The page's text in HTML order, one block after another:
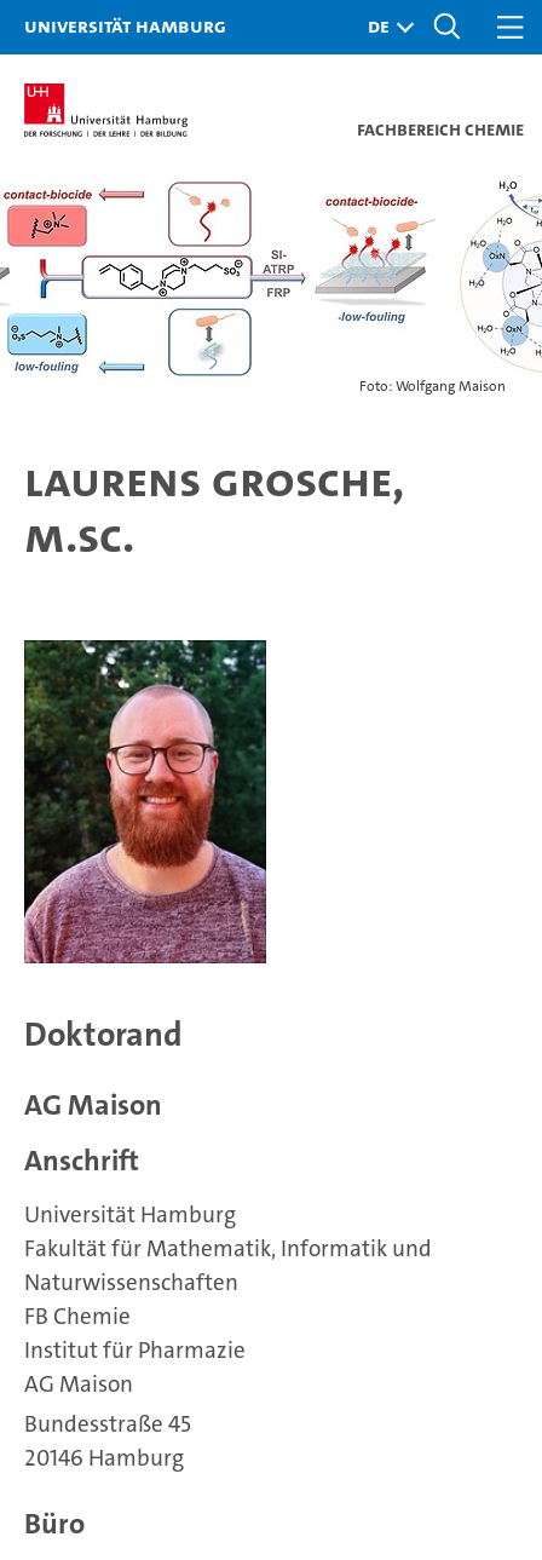
Universität Hamburg
Fachbereich Chemie
Foto: Wolfgang Maison
Laurens Grosche,
M.Sc.
Doktorand
AG Maison
Anschrift
Universität Hamburg
Fakultät für Mathematik, Informatik und
Naturwissenschaften
FB Chemie
Institut für Pharmazie
AG Maison
Bundesstraße 45
20146 Hamburg
Büro